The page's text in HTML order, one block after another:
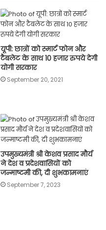
यूपी: छात्रों को स्मार्ट फोन और
टैबलेट के साथ 10 हजार रुपये देगी
योगी सरकार
September 20, 2021
उपमुख्यमंत्री श्री केशव प्रसाद मौर्य
ने देश व प्रदेशवासियों को
जन्माष्टमी की, दी शुभकामनाएं
September 7, 2023